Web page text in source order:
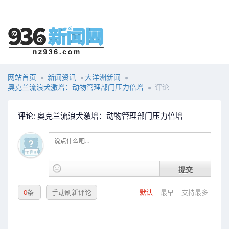
网站首页 新闻资讯
大洋洲新闻
奥克兰流浪犬激增：动物管理部门压力倍增
评论
评论: 奥克兰流浪犬激增：动物管理部门压力倍增
提交
默认 最早 支持最多
0条 手动刷新评论